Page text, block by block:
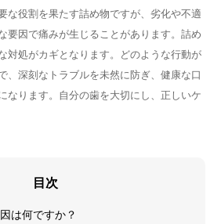
な役割を果たす詰め物ですが、劣化や不適
要因で痛みが生じることがあります。詰め
対処がカギとなります。どのような行動が
、深刻なトラブルを未然に防ぎ、健康な口
なります。自分の歯を大切にし、正しいケ
目次
は何ですか？